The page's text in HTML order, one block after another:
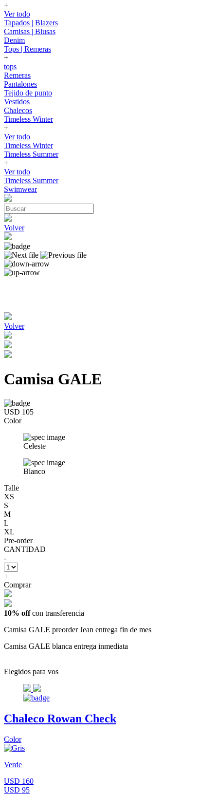
+
Ver todo
Tapados | Blazers
Camisas | Blusas
Denim
Tops | Remeras
+
tops
Remeras
Pantalones
Tejido de punto
Vestidos
Chalecos
Timeless Winter
+
Ver todo
Timeless Winter
Timeless Summer
+
Ver todo
Timeless Summer
Swimwear
Volver
Volver
Camisa GALE
USD 105
Color
Celeste
Blanco
Talle
XS
S
M
L
XL
Pre-order
CANTIDAD
-
+
Comprar
10% offcon transferencia
Camisa GALE preorder Jean entrega fin de mes
Camisa GALE blanca entrega inmediata
Elegidos para vos
Chaleco Rowan Check
Color
Verde
USD 160
USD 95